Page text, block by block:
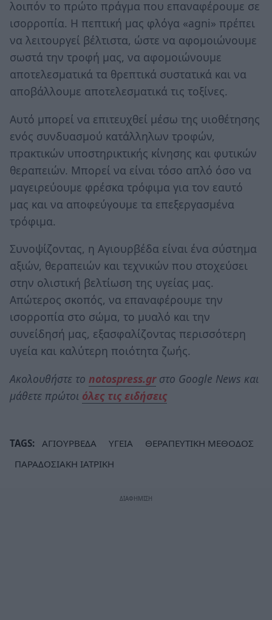
λοιπόν το πρώτο πράγμα που επαναφέρουμε σε
ισορροπία. Η πεπτική μας φλόγα «agni» πρέπει
να λειτουργεί βέλτιστα, ώστε να αφομοιώνουμε
σωστά την τροφή μας, να αφομοιώνουμε
αποτελεσματικά τα θρεπτικά συστατικά και να
αποβάλλουμε αποτελεσματικά τις τοξίνες.
Αυτό μπορεί να επιτευχθεί μέσω της υιοθέτησης
ενός συνδυασμού κατάλληλων τροφών,
πρακτικών υποστηρικτικής κίνησης και φυτικών
θεραπειών. Μπορεί να είναι τόσο απλό όσο να
μαγειρεύουμε φρέσκα τρόφιμα για τον εαυτό
μας και να αποφεύγουμε τα επεξεργασμένα
τρόφιμα.
Συνοψίζοντας, η Αγιουρβέδα είναι ένα σύστημα
αξιών, θεραπειών και τεχνικών που στοχεύσει
στην ολιστική βελτίωση της υγείας μας.
Απώτερος σκοπός, να επαναφέρουμε την
ισορροπία στο σώμα, το μυαλό και την
συνείδησή μας, εξασφαλίζοντας περισσότερη
υγεία και καλύτερη ποιότητα ζωής.
Ακολουθήστε το notospress.grστο Google News και
μάθετε πρώτοι όλες τις ειδήσεις
TAGS: ΑΓΙΟΥΡΒΕΔΑ ΥΓΕΙΑ
ΘΕΡΑΠΕΥΤΙΚΗ ΜΕΘΟΔΟΣ
ΠΑΡΑΔΟΣΙΑΚΗ ΙΑΤΡΙΚΗ